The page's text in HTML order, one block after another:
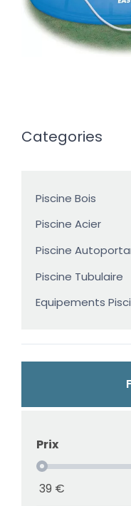
Categories
Piscine Bois
Piscine Acier
Piscine
Piscine Tubulaire
Equipements
Prix
39 €